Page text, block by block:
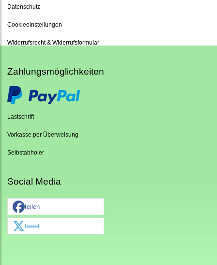
Datenschutz
Cookieeinstellungen
Widerrufsrecht & Widerrufsformular
Zahlungsmöglichkeiten
Lastschrift
Vorkasse per Überweisung
Selbstabholer
Social Media
teilen
tweet